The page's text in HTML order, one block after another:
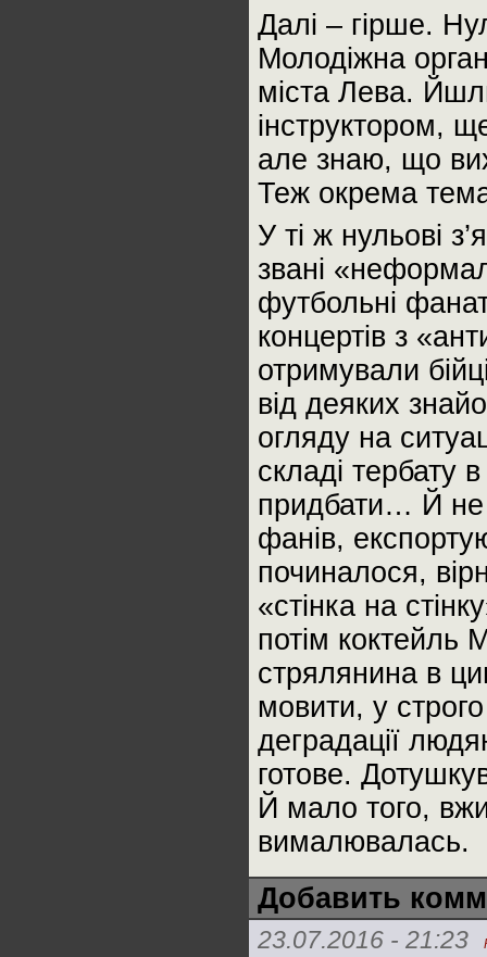
Далі – гірше.
Молодіжна
міста Лева.
інструктором,
але знаю, що
Теж окрема
У ті ж нульові
звані
футбольні
концертів з
отримували
від деяких
огляду на
складі тербату
придбати… Й не
фанів,
починалося,
«стінка на
потім коктейль
стрялянина в
мовити, у
деградації
готове.
Й мало того,
вималювалась.
Добавить
23.07.2016 - 21:23